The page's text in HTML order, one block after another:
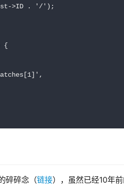
>ID . '/');
{
碎碎念（链接），虽然已经10年